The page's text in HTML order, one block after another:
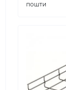
пошти